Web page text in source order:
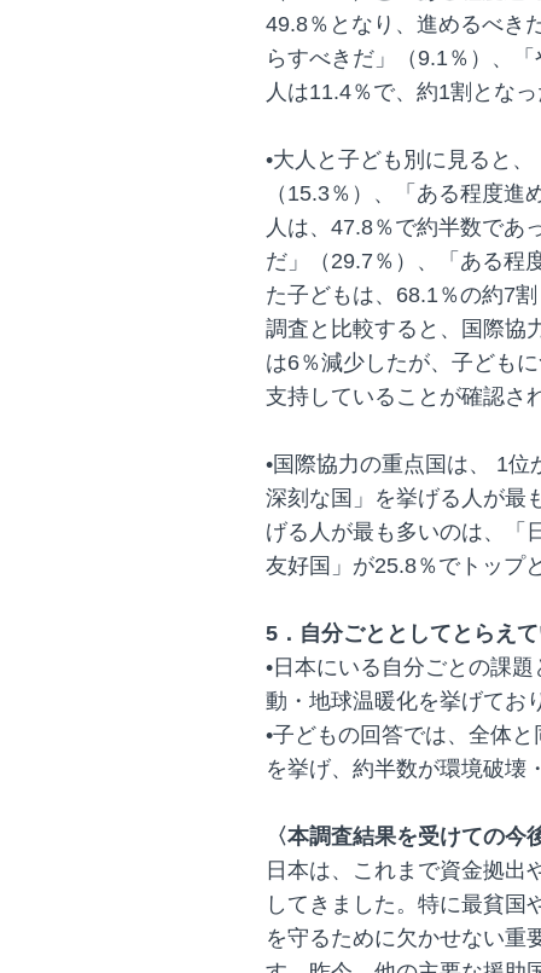
49.8％となり、進めるべき
らすべきだ」（9.1％）、
人は11.4％で、約1割とな
•大人と子ども別に見ると
（15.3％）、「ある程度
人は、47.8％で約半数であ
だ」（29.7％）、「ある程
た子どもは、68.1％の約7
調査と比較すると、国際協
は6％減少したが、子ども
支持していることが確認さ
•国際協力の重点国は、 1
深刻な国」を挙げる人が最
げる人が最も多いのは、「
友好国」が25.8％でトップ
5．自分ごととしてとらえ
•日本にいる自分ごとの課
動・地球温暖化を挙げてお
•子どもの回答では、全体
を挙げ、約半数が環境破壊
〈本調査結果を受けての今
日本は、これまで資金拠出
してきました。特に最貧国
を守るために欠かせない重